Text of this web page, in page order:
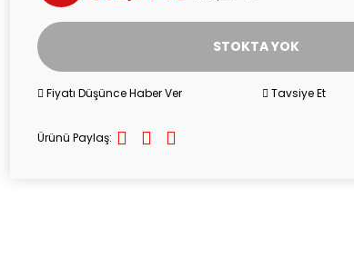
STOKTA YOK
Fiyatı Düşünce Haber Ver Tavsiye Et
Ürünü Paylaş: